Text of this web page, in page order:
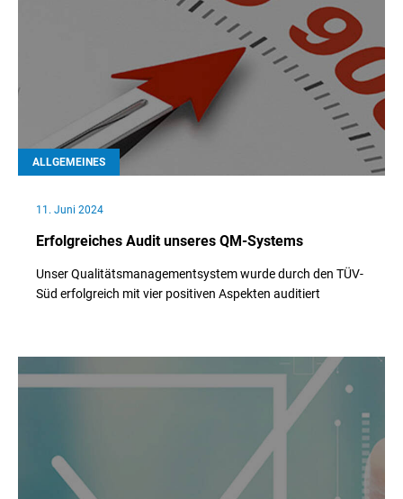
ALLGEMEINES
11. Juni 2024
Erfolgreiches Audit unseres QM-Systems
Unser Qualitätsmanagementsystem wurde durch den TÜV-
Süd erfolgreich mit vier positiven Aspekten auditiert
// Weiterlesen